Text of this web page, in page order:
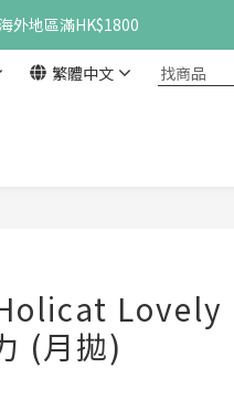
外地區滿HK$1800
繁體中文
Lovely
(月拋)